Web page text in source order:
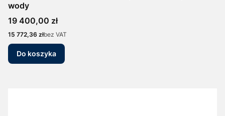
wody
Cena
19 400,00 zł
Cena
15 772,36 złbez VAT
Do koszyka